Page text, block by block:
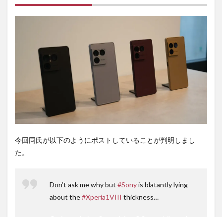
ンシ
プが
おす
め！
今回同氏が以下のようにポストしていることが判明しまし
た。
Don’t ask me why but #Sonyis blatantly lying
about the#Xperia1VIII thickness…